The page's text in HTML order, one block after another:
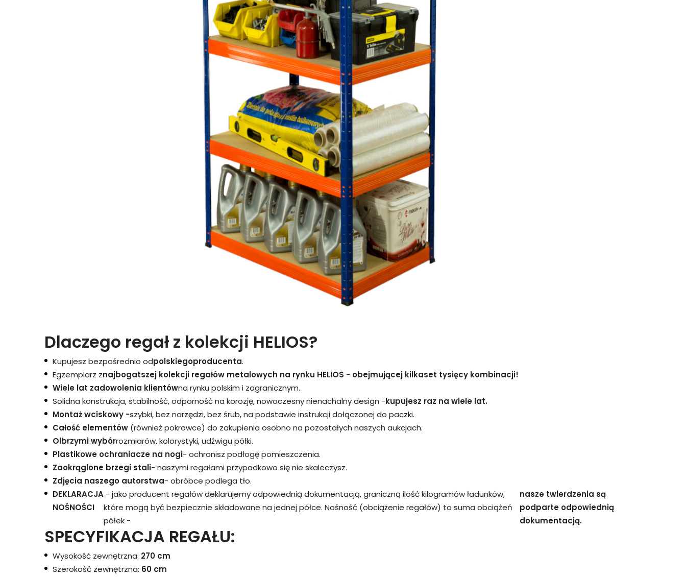
Dlaczego regał z kolekcji HELIOS?
Kupujesz bezpośrednio odpolskiegoproducenta.
Egzemplarz znajbogatszej kolekcji regałów metalowych na rynku HELIOS - obejmującej kilkaset tysięcy kombinacji!
Wiele lat zadowolenia klientówna rynku polskim i zagranicznym.
Solidna konstrukcja, stabilność, odporność na korozję, nowoczesny nienachalny design -kupujesz raz na wiele lat.
Montaż wciskowy -szybki, bez narzędzi, bez śrub, na podstawie instrukcji dołączonej do paczki.
Całość elementów (również pokrowce) do zakupienia osobno na pozostałych naszych aukcjach.
Olbrzymi wybórrozmiarów, kolorystyki, udźwigu półki.
Plastikowe ochraniacze na nogi- ochronisz podłogę pomieszczenia.
Zaokrąglone brzegi stali- naszymi regałami przypadkowo się nie skaleczysz.
Zdjęcia naszego autorstwa- obróbce podlega tło.
DEKLARACJA
NOŚNOŚCI
- jako producent regałów deklarujemy odpowiednią dokumentacją, graniczną ilość kilogramów ładunków,
które mogą być bezpiecznie składowane na jednej półce. Nośność (obciążenie regałów) to suma obciążeń
półek -
nasze twierdzenia są
podparte odpowiednią
dokumentacją.
SPECYFIKACJA REGAŁU:
Wysokość zewnętrzna: 270 cm
Szerokość zewnętrzna: 60 cm